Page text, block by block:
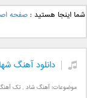
دانلود
بانی شما اینجا هستید :صفحه
دانلود آهنگ
موضوعات:آهنگ شاد ,تک